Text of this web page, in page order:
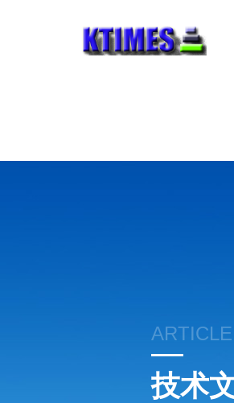
ARTICLE
技术